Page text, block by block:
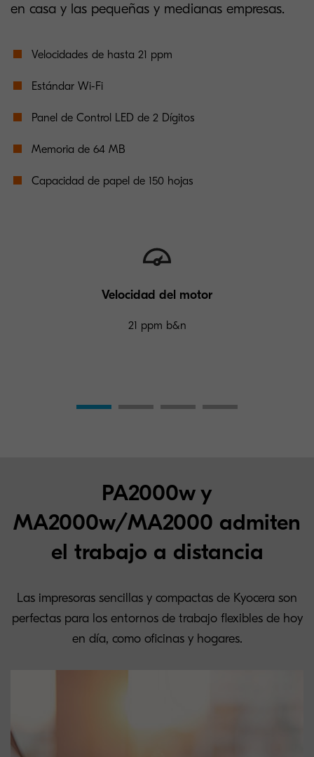
en casa y las pequeñas y medianas empresas.
Velocidades de hasta 21 ppm
Estándar Wi-Fi
Panel de Control LED de 2 Dígitos
Memoria de 64 MB
Capacidad de papel de 150 hojas
Velocidad del motor
21 ppm b&n
PA2000w y
MA2000w/MA2000 admiten
el trabajo a distancia
Las impresoras sencillas y compactas de Kyocera son
perfectas para los entornos de trabajo flexibles de hoy
en día, como oficinas y hogares.